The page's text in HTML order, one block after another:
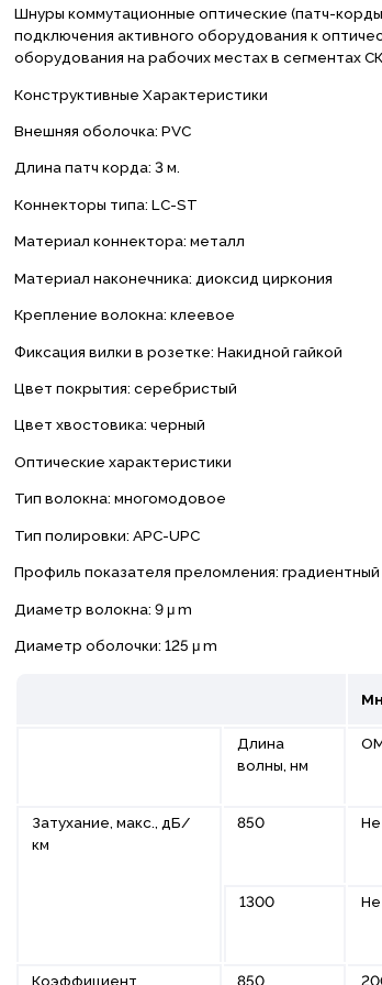
Шнуры коммутационные оптические (патч-
подключения активного оборудования к
оборудования на рабочих местах в сегментах
Конструктивные Характеристики
Внешняя оболочка: PVC
Длина патч корда: 3 м.
Коннекторы типа: LC-ST
Материал коннектора: металл
Материал наконечника: диоксид циркония
Крепление волокна: клеевое
Фиксация вилки в розетке: Накидной гайкой
Цвет покрытия: серебристый
Цвет хвостовика: черный
Оптические характеристики
Тип волокна: многомодовое
Тип полировки: APC-UPC
Профиль показателя преломления: градиентный
Диаметр волокна: 9 μ m
Диаметр оболочки: 125 μ m
Длина
волны, нм
Затухание, макс., дБ/
км
850 Не
1300
Не
Коэффициент
850